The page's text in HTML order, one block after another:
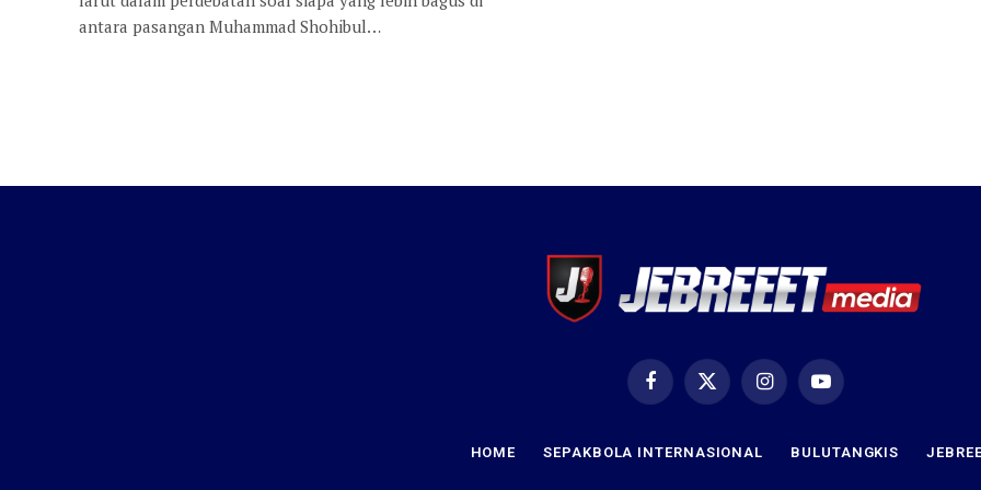
antara pasangan Muhammad Shohibul…
FacebookX
(Twitter)
InstagramYouTube
HOME SEPAKBOLA INTERNASIONAL BULUTANGKIS